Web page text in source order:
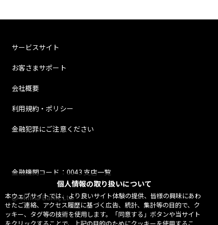
個人情報の取り扱いについて
本ウェブサイトでは、より良いサイト体験の提供、皆様の興味にあわ
せたご連絡、アクセス履歴に基づく広告、統計、集計等の目的で、ク
ッキー、タグ等の技術を使用します。「同意する」ボタンや当サイト
サービスサイト
お客さまサポート
会社概要
利用規約・ポリシー
金融犯罪にご注意ください
金融機関コード：0043 支店一覧
@ Minna Bank, Ltd.